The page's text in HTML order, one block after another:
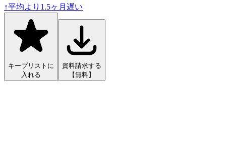
↑平均より 1.5ヶ月遅い
キープリストに
入れる
資料請求する
【無料】